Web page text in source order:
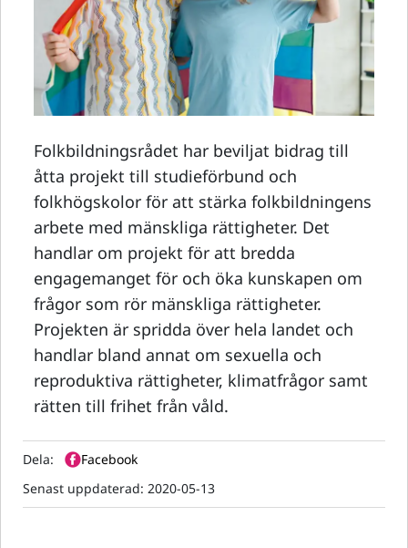
Folkbildningsrådet har beviljat bidrag till
åtta projekt till studieförbund och
folkhögskolor för att stärka folkbildningens
arbete med mänskliga rättigheter. Det
handlar om projekt för att bredda
engagemanget för och öka kunskapen om
frågor som rör mänskliga rättigheter.
Projekten är spridda över hela landet och
handlar bland annat om sexuella och
reproduktiva rättigheter, klimatfrågor samt
rätten till frihet från våld.
Dela:
Facebook
Senast uppdaterad: 2020-05-13